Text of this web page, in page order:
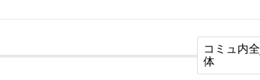
コミュ内全
体